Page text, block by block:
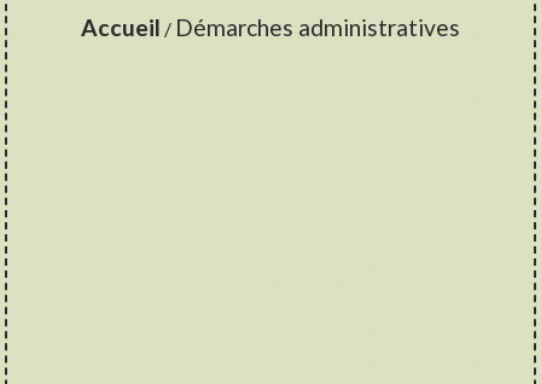
Accueil / Démarches administratives